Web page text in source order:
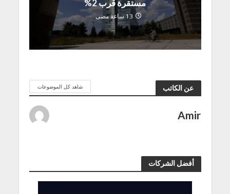
مستقرة قرب 2%
13 ساعة مضى
عن الكاتب شاهد كل الموضوعات
Amir
أفضل الشركات